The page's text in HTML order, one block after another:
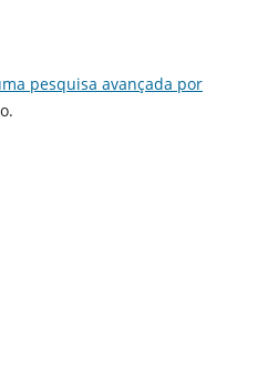
pesquisa avançada por